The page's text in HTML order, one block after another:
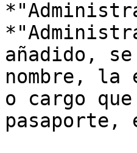
añadido,
nombre, la
o cargo